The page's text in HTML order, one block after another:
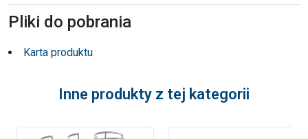
Pliki do pobrania
Karta produktu
Inne produkty z tej kategorii